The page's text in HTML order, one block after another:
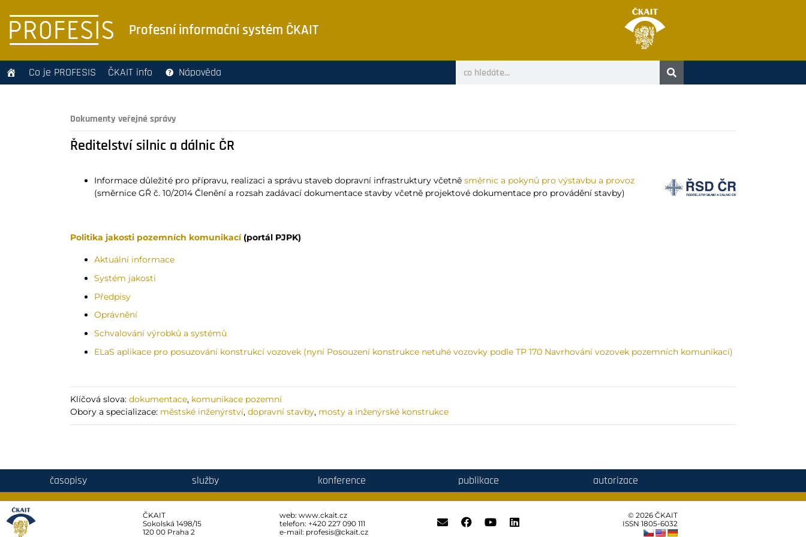
Profesní informační systém ČKAIT
Co je PROFESIS ČKAIT info Nápověda
Dokumenty veřejné správy
Ředitelství silnic a dálnic ČR
Informace důležité pro přípravu, realizaci a správu staveb dopravní infrastruktury včetně směrnic a pokynů pro výstavbu a provoz
(směrnice GŘ č. 10/2014 Členění a rozsah zadávací dokumentace stavby včetně projektové dokumentace pro provádění stavby)
Politika jakosti pozemních komunikací(portál PJPK)
Aktuální informace
Systém jakosti
Předpisy
Oprávnění
Schvalování výrobků a systémů
ELaS aplikace pro posuzování konstrukcí vozovek (nyní Posouzení konstrukce netuhé vozovky podle TP 170 Navrhování vozovek pozemních komunikací)
Klíčová slova: dokumentace, komunikace pozemní
Obory a specializace: městské inženýrství, dopravní stavby, mosty a inženýrské konstrukce
časopisy služby konference publikace autorizace
ČKAIT
Sokolská 1498/15
120 00 Praha 2
web: www.ckait.cz
telefon: +420 227 090 111
e-mail: profesis@ckait.cz
© 2026 ČKAIT
ISSN 1805‑6032